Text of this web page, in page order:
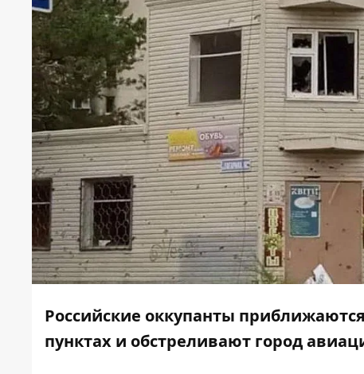
Российские оккупанты
пунктах и ​​обстреливают город